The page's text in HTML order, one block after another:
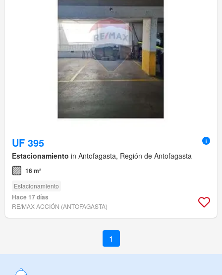
UF 395
Estacionamiento in Antofagasta, Región de Antofagasta
16 m²
Estacionamiento
Hace 17 días
RE/MAX ACCIÓN (ANTOFAGASTA)
1